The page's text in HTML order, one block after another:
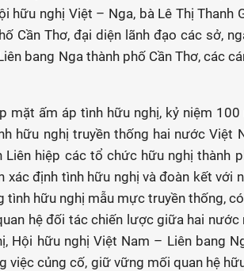
hữu nghị Việt – Nga, bà Lê Thị Thanh
Cần Thơ, đại diện lãnh đạo các sở,
bang Nga thành phố Cần Thơ, các
mặt ấm áp tình hữu nghị, kỷ niệm
hữu nghị truyền thống hai nước Việt
Liên hiệp các tổ chức hữu nghị thành
xác định tình hữu nghị và đoàn kết với
tình hữu nghị mẫu mực truyền thống,
hệ đối tác chiến lược giữa hai nước
Hội hữu nghị Việt Nam – Liên bang
việc củng cố, giữ vững mối quan hệ